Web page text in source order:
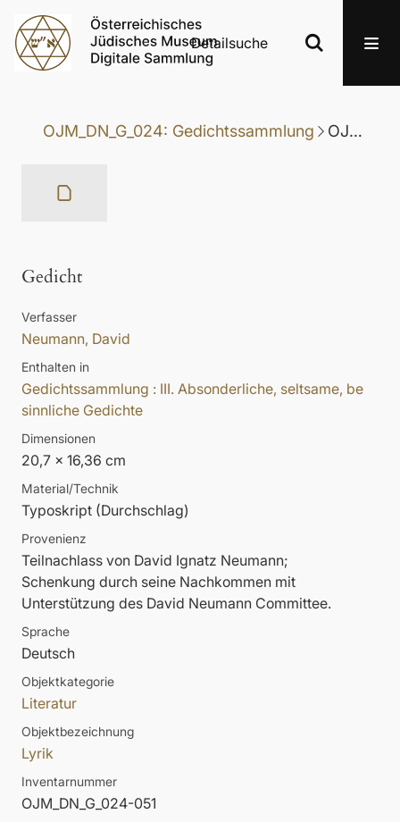
Detailsuche
OJM_DN_G_024: Gedichtssammlung OJM_DN_G_024-051: Gedicht
Gedicht
Verfasser
Neumann, David
Enthalten in
Gedichtssammlung : III. Absonderliche, seltsame, be
sinnliche Gedichte
Dimensionen
20,7 x 16,36 cm
Material/Technik
Typoskript (Durchschlag)
Provenienz
Teilnachlass von David Ignatz Neumann;
Schenkung durch seine Nachkommen mit
Unterstützung des David Neumann Committee.
Sprache
Deutsch
Objektkategorie
Literatur
Objektbezeichnung
Lyrik
Inventarnummer
OJM_DN_G_024-051